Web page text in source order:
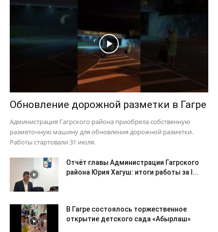
Обновление дорожной разметки в Гагре
Администрация Гагрского района приобрела собственную
разметочную машину для обновления дорожной разметки.
Работы стартовали 31 июля.
Отчёт главы Администрации Гагрского
района Юрия Хагуш: итоги работы за I...
В Гагре состоялось торжественное
открытие детского сада «Абырлаш»